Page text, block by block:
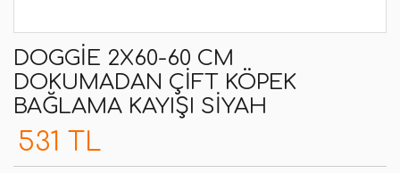
DOGGIE 2X60-60 CM
DOKUMADAN ÇIFT KÖPEK
BAĞLAMA KAYIŞI SIYAH
531 TL